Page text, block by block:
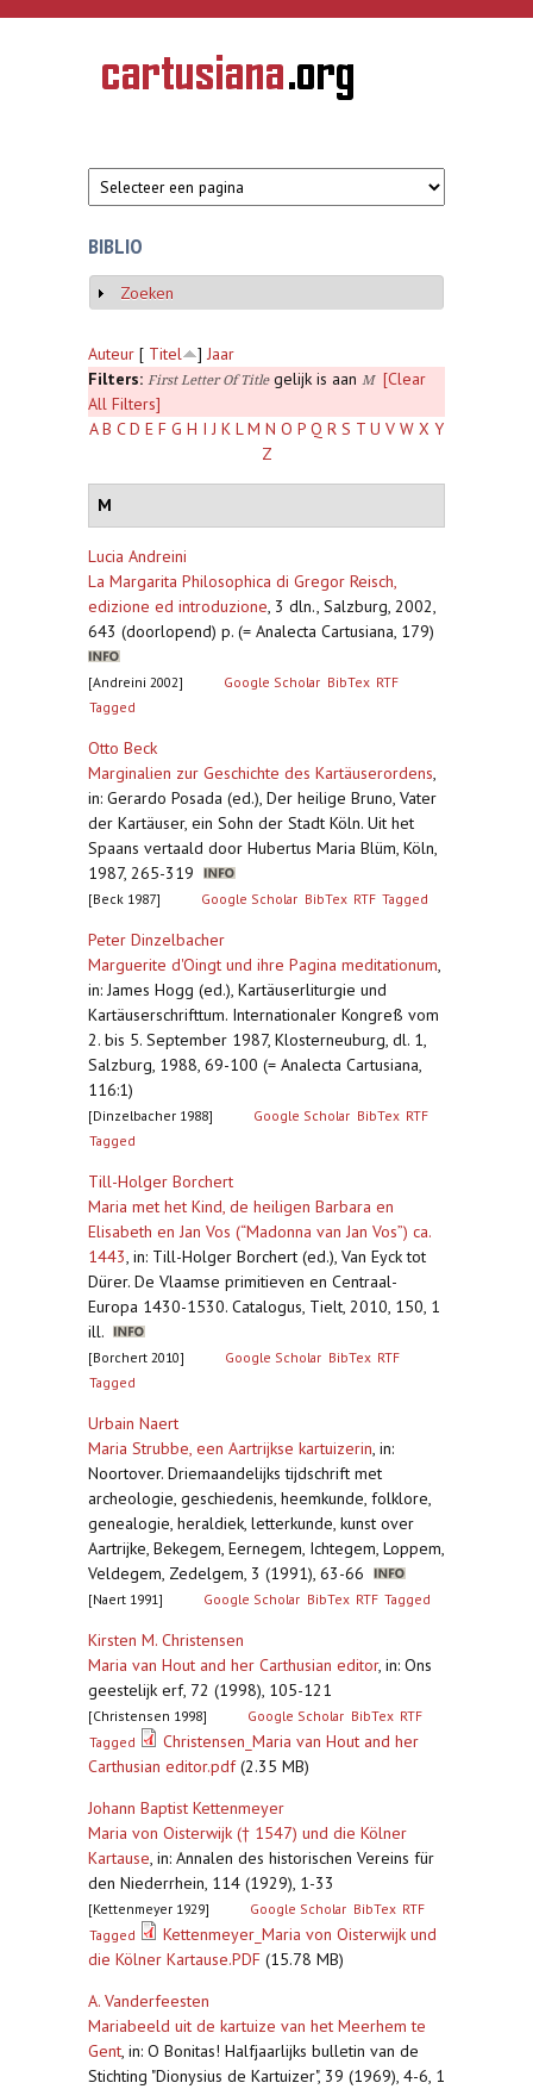
Overslaan en naar de inhoud gaan
CARTUSIANA
Geschiedenis
van de
BIBLIO
Weergeven
Zoeken
Auteur [ Titel ] Jaar
Filters: First Letter Of Titlegelijk is aan M
[Clear
All Filters]
A B C D E F G H I J K L M N O P Q R S T U V W X Y
Z
M
Lucia Andreini
La Margarita Philosophica di Gregor Reisch,
edizione ed introduzione, 3 dln., Salzburg, 2002,
643 (doorlopend) p. (= Analecta Cartusiana, 179)
[Andreini 2002] Google Scholar BibTex RTF
Tagged
Otto Beck
Marginalien zur Geschichte des Kartäuserordens,
in: Gerardo Posada (ed.), Der heilige Bruno, Vater
der Kartäuser, ein Sohn der Stadt Köln. Uit het
Spaans vertaald door Hubertus Maria Blüm, Köln,
1987, 265-319
[Beck 1987] Google Scholar BibTex RTF Tagged
Peter Dinzelbacher
Marguerite d'Oingt und ihre Pagina meditationum,
in: James Hogg (ed.), Kartäuserliturgie und
Kartäuserschrifttum. Internationaler Kongreß vom
2. bis 5. September 1987, Klosterneuburg, dl. 1,
Salzburg, 1988, 69-100 (= Analecta Cartusiana,
116:1)
[Dinzelbacher 1988] Google Scholar BibTex RTF
Tagged
Till-Holger Borchert
Maria met het Kind, de heiligen Barbara en
Elisabeth en Jan Vos (“Madonna van Jan Vos”) ca.
1443, in: Till-Holger Borchert (ed.), Van Eyck tot
Dürer. De Vlaamse primitieven en Centraal-
Europa 1430-1530. Catalogus, Tielt, 2010, 150, 1
ill.
[Borchert 2010] Google Scholar BibTex RTF
Tagged
Urbain Naert
Maria Strubbe, een Aartrijkse kartuizerin, in:
Noortover. Driemaandelijks tijdschrift met
archeologie, geschiedenis, heemkunde, folklore,
genealogie, heraldiek, letterkunde, kunst over
Aartrijke, Bekegem, Eernegem, Ichtegem, Loppem,
Veldegem, Zedelgem, 3 (1991), 63-66
[Naert 1991] Google Scholar BibTex RTF Tagged
Kirsten M. Christensen
Maria van Hout and her Carthusian editor, in: Ons
geestelijk erf, 72 (1998), 105-121
[Christensen 1998] Google Scholar BibTex RTF
Tagged
Christensen_Maria van Hout and her
Carthusian editor.pdf(2.35 MB)
Johann Baptist Kettenmeyer
Maria von Oisterwijk († 1547) und die Kölner
Kartause, in: Annalen des historischen Vereins für
den Niederrhein, 114 (1929), 1-33
[Kettenmeyer 1929] Google Scholar BibTex RTF
Tagged
Kettenmeyer_Maria von Oisterwijk und
die Kölner Kartause.PDF (15.78 MB)
A. Vanderfeesten
Mariabeeld uit de kartuize van het Meerhem te
Gent, in: O Bonitas! Halfjaarlijks bulletin van de
Stichting "Dionysius de Kartuizer", 39 (1969), 4-6, 1